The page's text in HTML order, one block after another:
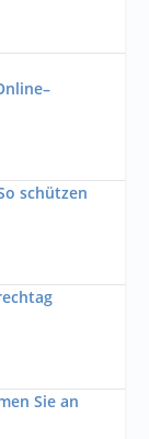
schützen
Sie an